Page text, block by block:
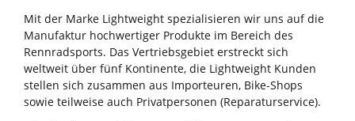
Mit der Marke Lightweight spezialisieren wir uns auf die
Manufaktur hochwertiger Produkte im Bereich des
Rennradsports. Das Vertriebsgebiet erstreckt sich
weltweit über fünf Kontinente, die Lightweight Kunden
stellen sich zusammen aus Importeuren, Bike-Shops
sowie teilweise auch Privatpersonen (Reparaturservice).